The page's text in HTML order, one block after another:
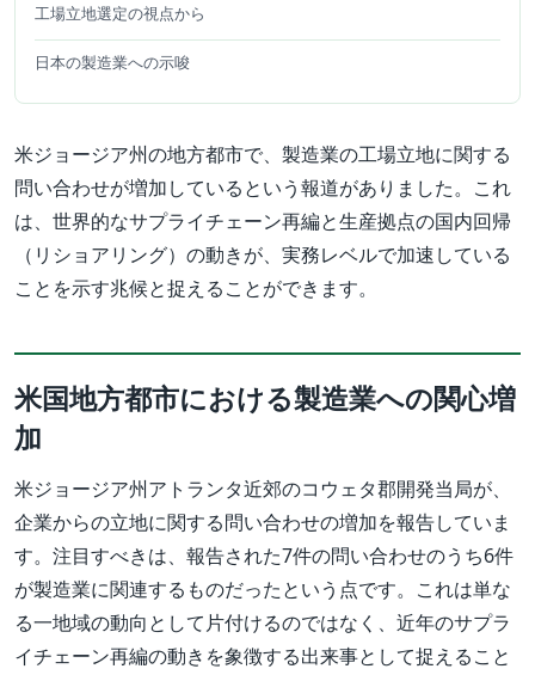
工場立地選定の視点から
日本の製造業への示唆
米ジョージア州の地方都市で、製造業の工場立地に関する
問い合わせが増加しているという報道がありました。これ
は、世界的なサプライチェーン再編と生産拠点の国内回帰
（リショアリング）の動きが、実務レベルで加速している
ことを示す兆候と捉えることができます。
米国地方都市における製造業への関心増
加
米ジョージア州アトランタ近郊のコウェタ郡開発当局が、
企業からの立地に関する問い合わせの増加を報告していま
す。注目すべきは、報告された7件の問い合わせのうち6件
が製造業に関連するものだったという点です。これは単な
る一地域の動向として片付けるのではなく、近年のサプラ
イチェーン再編の動きを象徴する出来事として捉えること